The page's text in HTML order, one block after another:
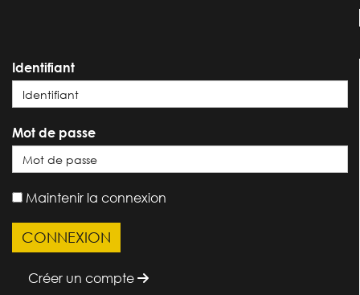
Identifiant
Mot de passe
Maintenir la connexion
Créer un compte